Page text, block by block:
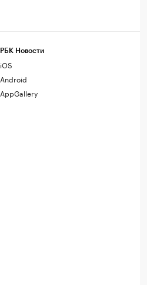
РБК Новости
iOS
Android
AppGallery